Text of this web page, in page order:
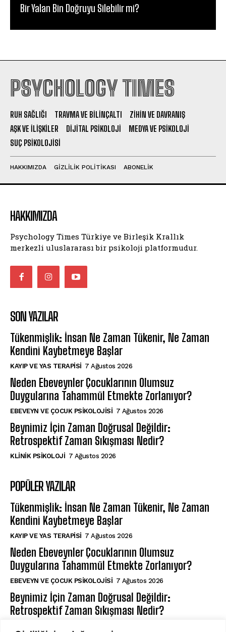
Bir Yalan Bin Doğruyu Silebilir mi?
PSYCHOLOGY TIMES
RUH SAĞLIĞI TRAVMA VE BILINÇALTI
ZIHIN VE DAVRANIŞ
AŞK VE İLIŞKILER
DIJITAL PSIKOLOJI
MEDYA VE PSIKOLOJI
SUÇ PSIKOLOJISI
HAKKIMIZDA GIZLILIK POLITIKASI ABONELIK
HAKKIMIZDA
Psychology Times Türkiye ve Birleşik Krallık
merkezli uluslararası bir psikoloji platformudur.
SON YAZILAR
Tükenmişlik: İnsan Ne Zaman Tükenir, Ne Zaman
Kendini Kaybetmeye Başlar
KAYIP VE YAS TERAPISI 7 Ağustos 2026
Neden Ebeveynler Çocuklarının Olumsuz
Duygularına Tahammül Etmekte Zorlanıyor?
EBEVEYN VE ÇOCUK PSIKOLOJISI 7 Ağustos 2026
Beynimiz İçin Zaman Doğrusal Değildir:
Retrospektif Zaman Sıkışması Nedir?
KLINIK PSIKOLOJI 7 Ağustos 2026
POPÜLER YAZILAR
Tükenmişlik: İnsan Ne Zaman Tükenir, Ne Zaman
Kendini Kaybetmeye Başlar
KAYIP VE YAS TERAPISI 7 Ağustos 2026
Neden Ebeveynler Çocuklarının Olumsuz
Duygularına Tahammül Etmekte Zorlanıyor?
EBEVEYN VE ÇOCUK PSIKOLOJISI 7 Ağustos 2026
Beynimiz İçin Zaman Doğrusal Değildir:
Retrospektif Zaman Sıkışması Nedir?